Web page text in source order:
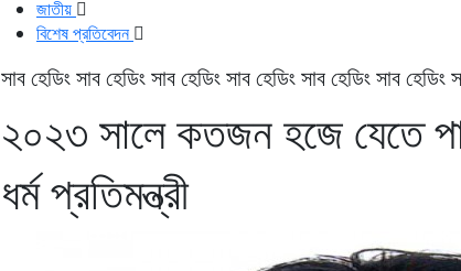
জাতীয়
বিশেষ প্রতিবেদন
সাব হেডিং সাব হেডিং সাব হেডিং সাব হেডিং সাব হেডিং সাব হেডিং
২০২৩ সালে কতজন হজে যেতে
ধর্ম প্রতিমন্ত্রী